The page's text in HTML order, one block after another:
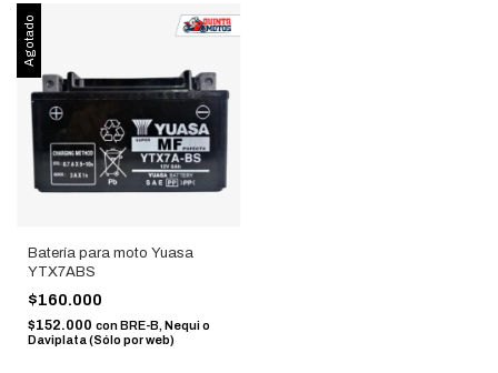
Agotado
Batería para moto Yuasa
YTX7ABS
$160.000
$152.000 con BRE-B, Nequi o
Daviplata (Sólo por web)